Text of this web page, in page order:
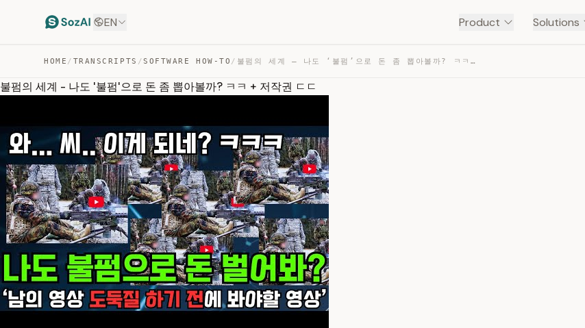
EN Product Solutions
HOME / TRANSCRIPTS /SOFTWARE HOW-TO / 불펌의 세계 – 나도 ‘불펌’으로 돈 좀 뽑아볼까? ㅋㅋ + 저작권 ㄷㄷ — TRANSCRIPT
불펌의 세계 - 나도 '불펌'으로 돈 좀 뽑아볼까? ㅋㅋ + 저작권 ㄷㄷ